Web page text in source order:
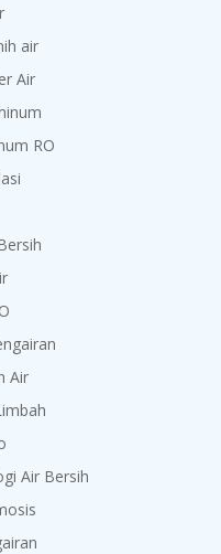
air
Air
RO
Air
Air Bersih